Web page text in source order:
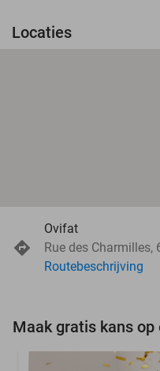
Locaties
Ovifat
Rue des Charmilles,
Routebeschrijving